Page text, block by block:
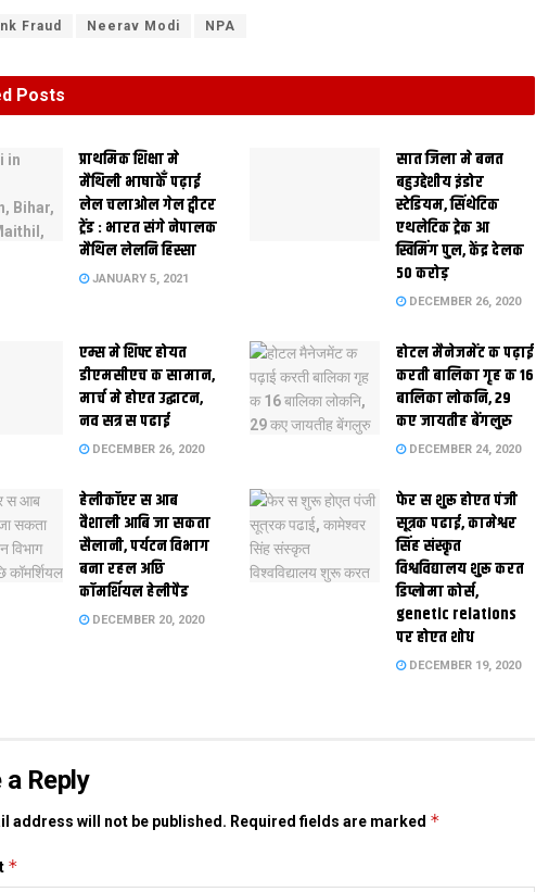
Fraud Neerav Modi NPA
Posts
प्राथमिक शि‍क्षा मे
मैथि‍ली भाषाकेँ पढ़ाई
लेल चलाओल गेल ट्वीटर
ट्रेंड : भारत संगे नेपालक
मैथिल लेलनि हिस्सा
JANUARY 5, 2021
सात जिला मे बनत
बहुउद्देशीय इंडोर
स्‍टेडि‍यम, सिंथेटिक
एथलेटिक ट्रेक आ
स्विमिंग पुल, केंद्र देलक
50 करोड़
DECEMBER 26, 2020
एम्स मे शिफ्ट होयत
डीएमसीएच क सामान,
मार्च मे होएत उद्घाटन,
नव सत्र स पढाई
DECEMBER 26, 2020
होटल मैनेजमेंट क पढ़ाई
करती बालिका गृह क 16
बालिका लोकनि, 29
कए जायतीह बेंगलुरु
DECEMBER 24, 2020
हेलीकॉप्टर स आब
वैशाली आबि जा सकता
सैलानी, पर्यटन विभाग
बना रहल अछि
कॉमर्शियल हेलीपैड
DECEMBER 20, 2020
फेर स शुरू होएत पंजी
सूत्रक पढाई, कामेश्वर
सिंह संस्कृत
विश्वविद्यालय शुरू करत
डिप्लोमा कोर्स,
genetic relations
पर होएत शोध
DECEMBER 19, 2020
a Reply
address will not be published. Required fields are marked *
*